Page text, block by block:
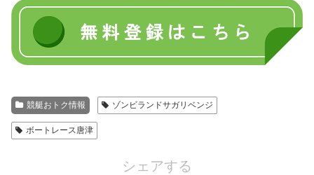
競艇おトク情報 ゾンビランドサガリベンジ
ボートレース唐津
シェアする